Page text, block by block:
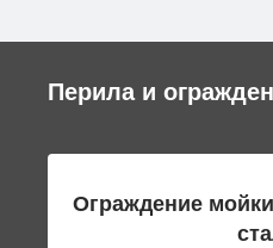
Перила и
Ограждение